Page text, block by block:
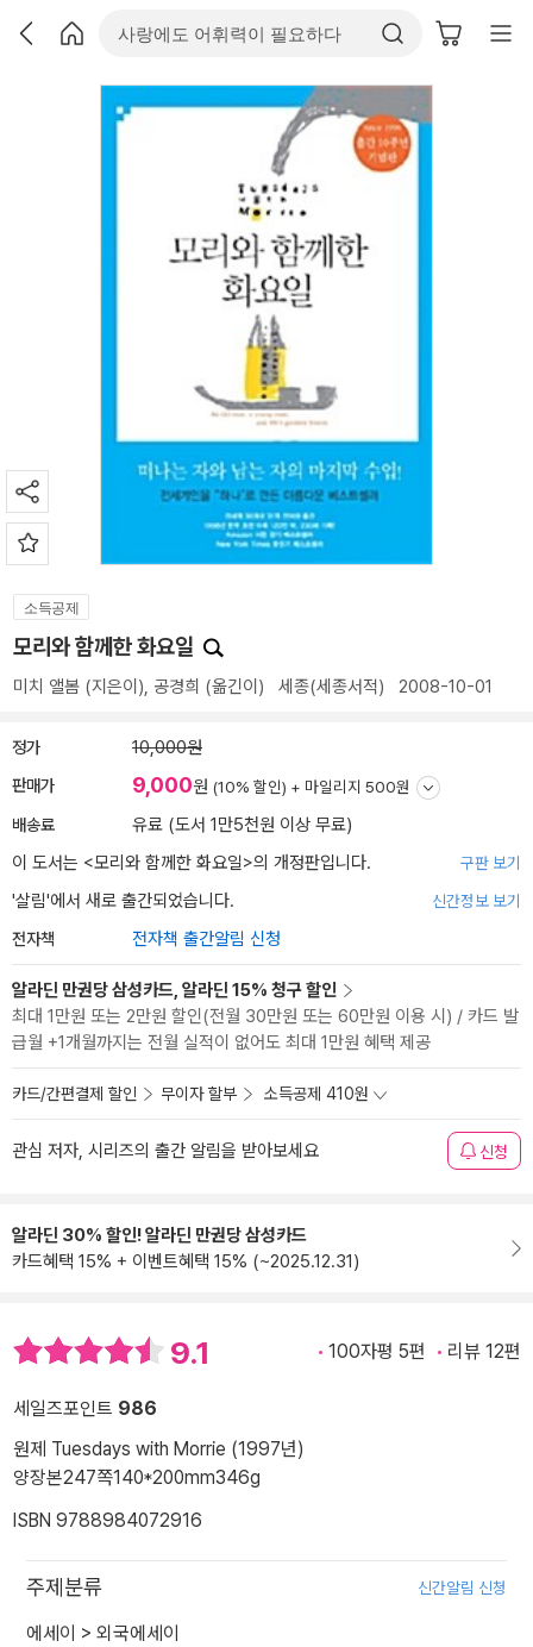
소득공제
모리와 함께한 화요일
미치 앨봄 (지은이), 공경희 (옮긴이) 세종(세종서적) 2008-10-01
정가 10,000원
판매가 9,000원 (10% 할인) + 마일리지 500원
배송료
유료 (도서 1만5천원 이상 무료)
이 도서는 <모리와 함께한 화요일>의 개정판입니다. 구판 보기
'살림'에서 새로 출간되었습니다. 신간정보 보기
전자책 전자책 출간알림 신청
알라딘 만권당 삼성카드, 알라딘 15% 청구 할인
최대 1만원 또는 2만원 할인(전월 30만원 또는 60만원 이용 시) / 카드 발
급월 +1개월까지는 전월 실적이 없어도 최대 1만원 혜택 제공
카드/간편결제 할인 무이자 할부 소득공제 410원
관심 저자, 시리즈의 출간 알림을 받아보세요 신청
알라딘 30% 할인! 알라딘 만권당 삼성카드
카드혜택 15% + 이벤트혜택 15% (~2025.12.31)
9.1 100자평 5편 리뷰 12편
세일즈포인트 986
원제 Tuesdays with Morrie (1997년)
양장본247쪽140*200mm346g
ISBN 9788984072916
주제분류 신간알림 신청
에세이 > 외국에세이